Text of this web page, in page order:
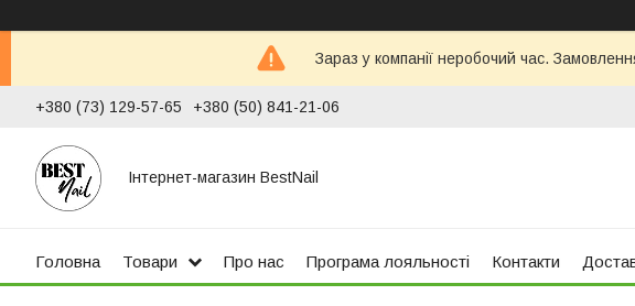
Зараз у компанії неробочий час.
+380 (73) 129-57-65 +380 (50) 841-21-06
Інтернет-магазин BestNail
Головна Товари Про нас Програма лояльності Контакти